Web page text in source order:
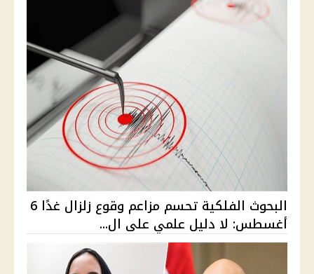
البحوث الفلكية تحسم مزاعم وقوع زلزال غدًا 6
أغسطس: لا دليل علمي على ال...